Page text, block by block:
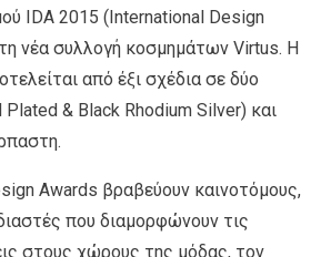
IDA 2015 (International Design
νέα συλλογή κοσμημάτων Virtus. Η
από έξι σχέδια σε δύο
& Black Rhodium Silver) και
Awards βραβεύουν καινοτόμους,
που διαμορφώνουν τις
στους χώρους της μόδας, τον